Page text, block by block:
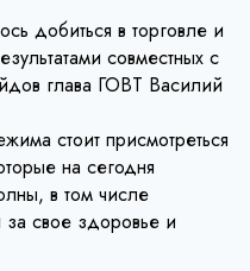
добиться в торговле и
совместных с
глава ГОВТ Василий
стоит присмотреться
на сегодня
в том числе
за свое здоровье и